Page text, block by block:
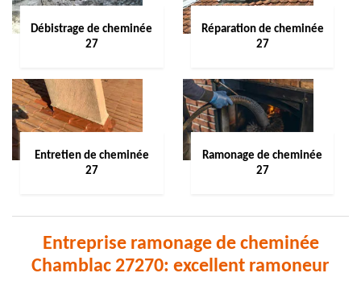
Débistrage de cheminée
27
Réparation de cheminée
27
Entretien de cheminée
27
Ramonage de cheminée
27
Entreprise ramonage de cheminée
Chamblac 27270: excellent ramoneur